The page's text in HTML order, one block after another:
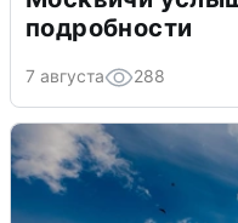
подробности
7 августа 288